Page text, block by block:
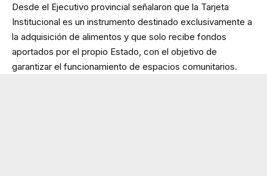
Desde el Ejecutivo provincial señalaron que la Tarjeta
Institucional es un instrumento destinado exclusivamente a
la adquisición de alimentos y que solo recibe fondos
aportados por el propio Estado, con el objetivo de
garantizar el funcionamiento de espacios comunitarios.